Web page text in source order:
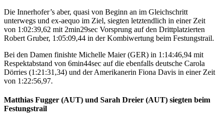
Die Innerhofer’s aber, quasi von Beginn an im Gleichschritt
unterwegs und ex-aequo im Ziel, siegten letztendlich in einer Zeit
von 1:02:39,62 mit 2min29sec Vorsprung auf den Drittplatzierten
Robert Gruber, 1:05:09,44 in der Kombiwertung beim Festungstrail.
Bei den Damen finishte Michelle Maier (GER) in 1:14:46,94 mit
Respektabstand von 6min44sec auf die ebenfalls deutsche Carola
Dörries (1:21:31,34) und der Amerikanerin Fiona Davis in einer Zeit
von 1:22:56,97.
Matthias Fugger (AUT) und Sarah Dreier (AUT) siegten beim
Festungstrail